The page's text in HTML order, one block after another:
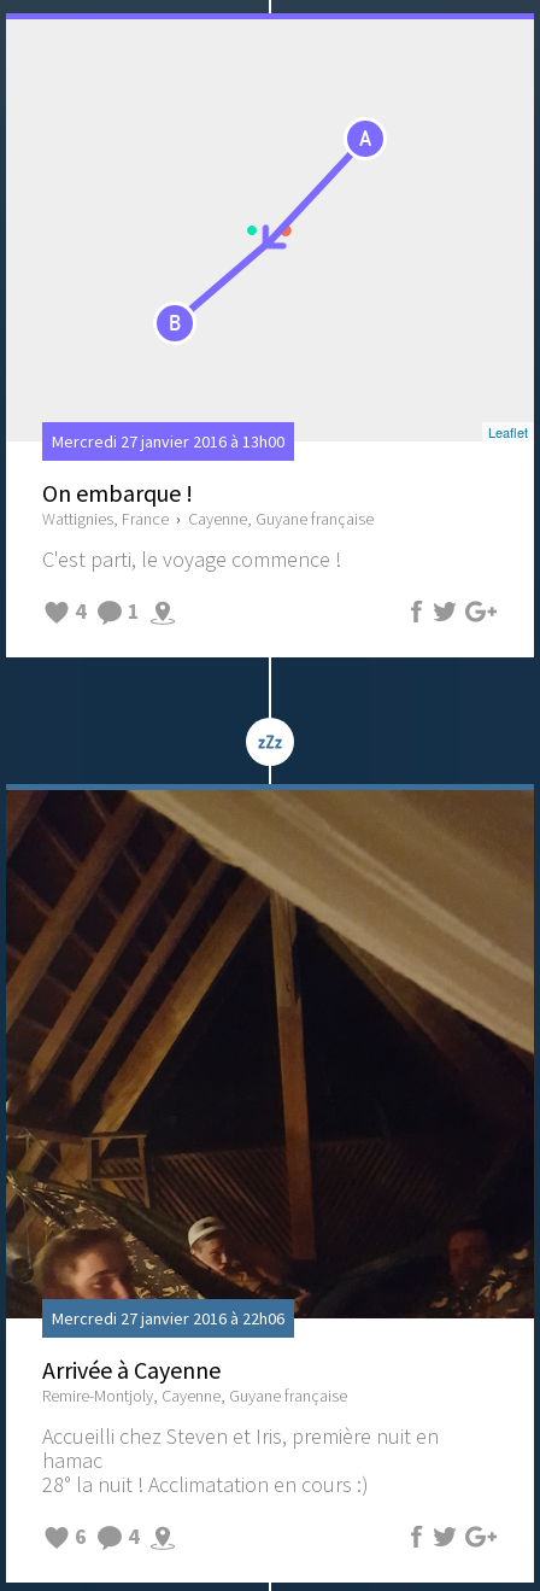
A
B
Leaflet
Mercredi 27 janvier 2016 à 13h00
On embarque !
Wattignies, France › Cayenne, Guyane française
C'est parti, le voyage commence !
4
1
Mercredi 27 janvier 2016 à 22h06
Arrivée à Cayenne
Remire-Montjoly, Cayenne, Guyane française
Accueilli chez Steven et Iris, première nuit en
hamac
28° la nuit ! Acclimatation en cours :)
6
4